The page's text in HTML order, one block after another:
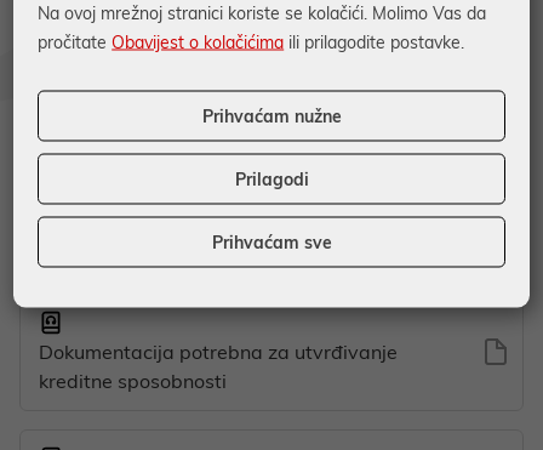
Opće informacije o stambenom potrošačkom
kreditu
Dokumentacija vezana uz namjenu kredita
Dokumentacija potrebna za utvrđivanje
kreditne sposobnosti
Na ovoj mrežnoj stranici koriste se kolačići. Molimo Vas da
pročitateObavijest o kolačićima ili prilagodite postavke.
Prihvaćam nužne
Prilagodi
Prihvaćam sve